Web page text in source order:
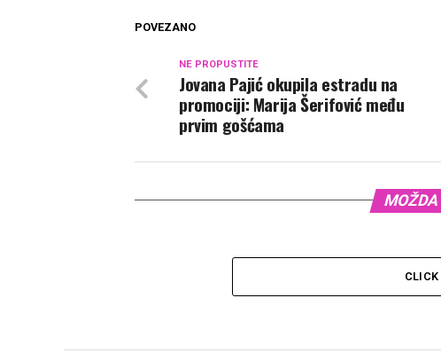
POVEZANO
NE PROPUSTITE
Jovana Pajić okupila estradu na
promociji: Marija Šerifović među
prvim gošćama